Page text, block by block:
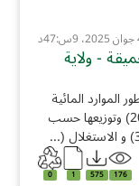
- ولاية
المائية
حسب المائدة العميقة بولاية نابل (2022-2024) وتوزيعها حسب
176
575
1
0